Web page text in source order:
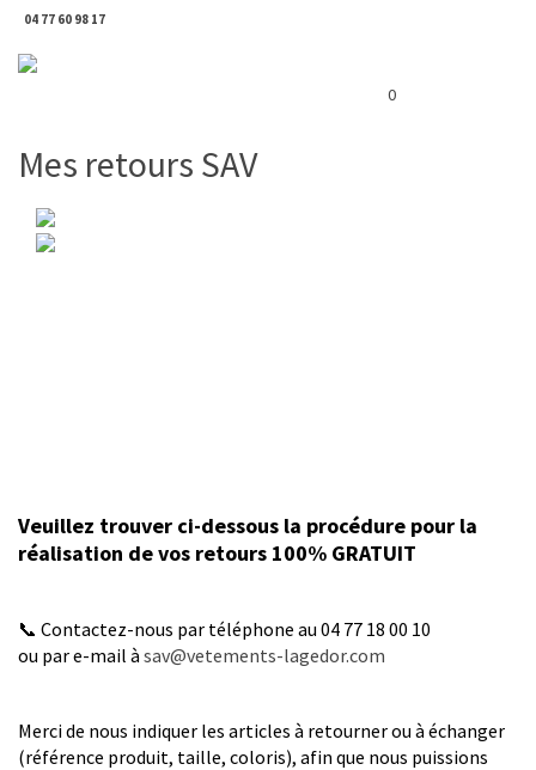
04 77 60 98 17
0
Mes retours SAV
Veuillez trouver ci-dessous la procédure pour la
réalisation de vos retours 100% GRATUIT
📞 Contactez-nous par téléphone au 04 77 18 00 10
ou par e-mail à sav@vetements-lagedor.com
Merci de nous indiquer les articles à retourner ou à échanger
(référence produit, taille, coloris), afin que nous puissions